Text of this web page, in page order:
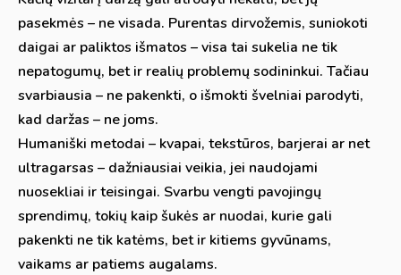
pasekmės – ne visada. Purentas dirvožemis, suniokoti
daigai ar paliktos išmatos – visa tai sukelia ne tik
nepatogumų, bet ir realių problemų sodininkui. Tačiau
svarbiausia – ne pakenkti, o išmokti švelniai parodyti,
kad daržas – ne joms.
Humaniški metodai – kvapai, tekstūros, barjerai ar net
ultragarsas – dažniausiai veikia, jei naudojami
nuosekliai ir teisingai. Svarbu vengti pavojingų
sprendimų, tokių kaip šukės ar nuodai, kurie gali
pakenkti ne tik katėms, bet ir kitiems gyvūnams,
vaikams ar patiems augalams.